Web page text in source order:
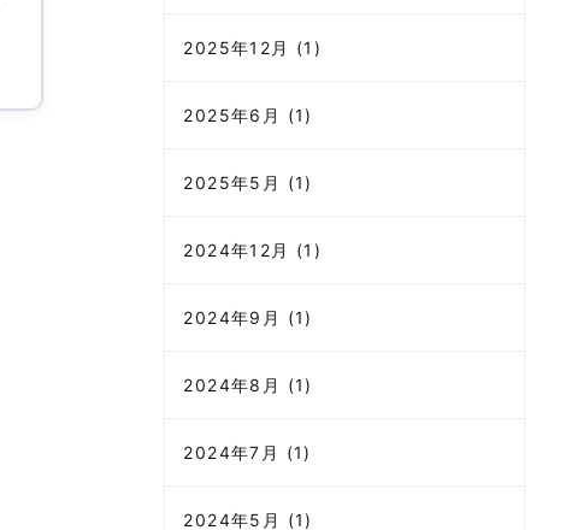
2025年12月 (1)
2025年6月 (1)
2025年5月 (1)
2024年12月 (1)
2024年9月 (1)
2024年8月 (1)
2024年7月 (1)
2024年5月 (1)